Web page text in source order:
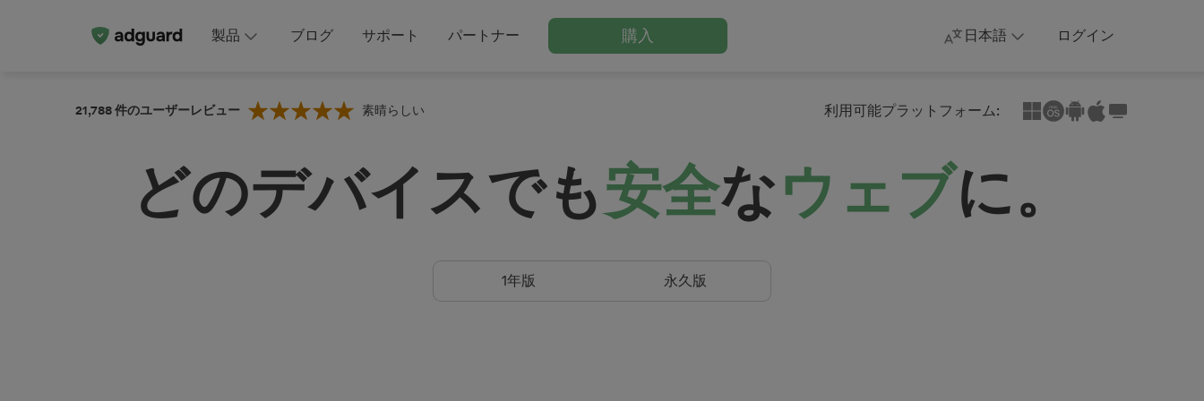
製品 ブログ サポート パートナー 購入 日本語 ログイン
21,788件のユーザーレビュー 素晴らしい 利用可能プラットフォーム:
どのデバイスでも安全なウェブに。
1年版 永久版